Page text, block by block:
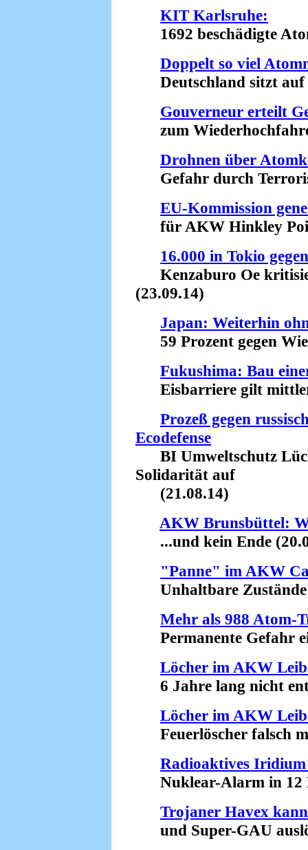
KIT Karlsruhe:
1692 beschädigte
Doppelt so viel
Deutschland sitzt auf
Gouverneur erteilt
zum
Drohnen über
Gefahr durch
EU-Kommission
für AKW Hinkley
16.000 in Tokio
Kenzaburo Oe
(23.09.14)
Japan: Weiterhin
59 Prozent gegen
Fukushima: Bau
Eisbarriere gilt
Prozeß gegen
Ecodefense
BI Umweltschutz
Solidarität auf
(21.08.14)
AKW Brunsbüttel:
...und kein Ende
"Panne" im AKW
Unhaltbare Zustände
Mehr als 988 Atom-
Permanente Gefahr
Löcher im AKW
6 Jahre lang nicht
Löcher im AKW
Feuerlöscher falsch
Radioaktives Iridium
Nuklear-Alarm in 12
Trojaner Havex
und Super-GAU